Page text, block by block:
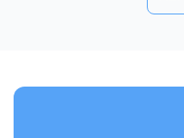
“ngôi nhà mới” tại: 📍 99